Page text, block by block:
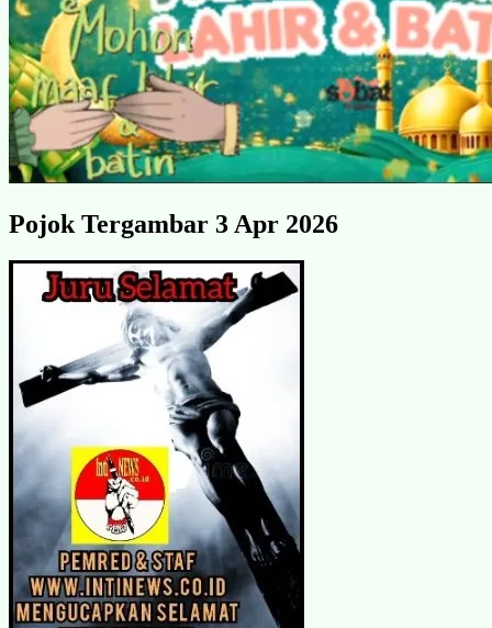
Pojok Tergambar 3 Apr 2026